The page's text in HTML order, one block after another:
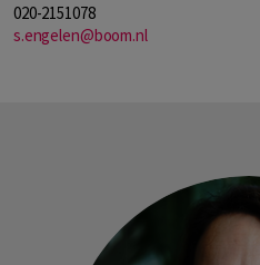
020-2151078
s.engelen@boom.nl